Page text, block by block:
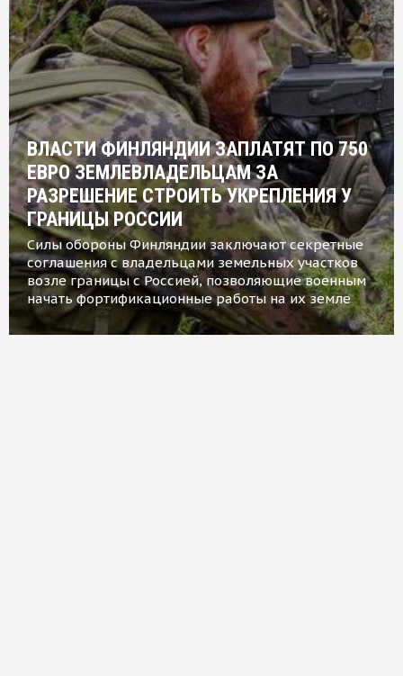
ВЛАСТИ ФИНЛЯНДИИ ЗАПЛАТЯТ ПО 750
ЕВРО ЗЕМЛЕВЛАДЕЛЬЦАМ ЗА
РАЗРЕШЕНИЕ СТРОИТЬ УКРЕПЛЕНИЯ У
ГРАНИЦЫ РОССИИ
Силы обороны Финляндии заключают секретные
соглашения с владельцами земельных участков
возле границы с Россией, позволяющие военным
начать фортификационные работы на их земле